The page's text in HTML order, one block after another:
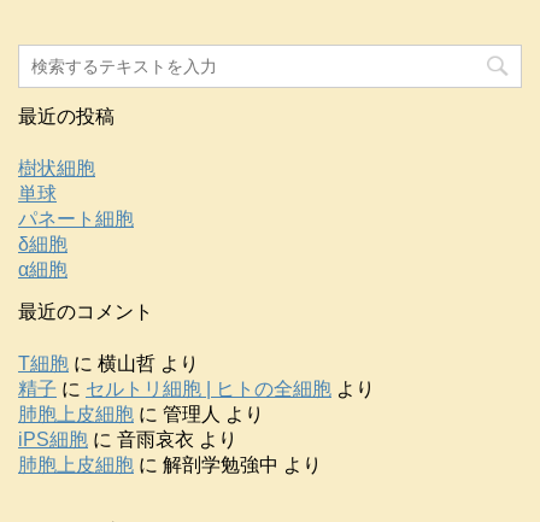
最近の投稿
樹状細胞
単球
パネート細胞
δ細胞
α細胞
最近のコメント
T細胞 に 横山哲 より
精子 に セルトリ細胞 | ヒトの全細胞 より
肺胞上皮細胞 に 管理人 より
iPS細胞 に 音雨哀衣 より
肺胞上皮細胞 に 解剖学勉強中 より